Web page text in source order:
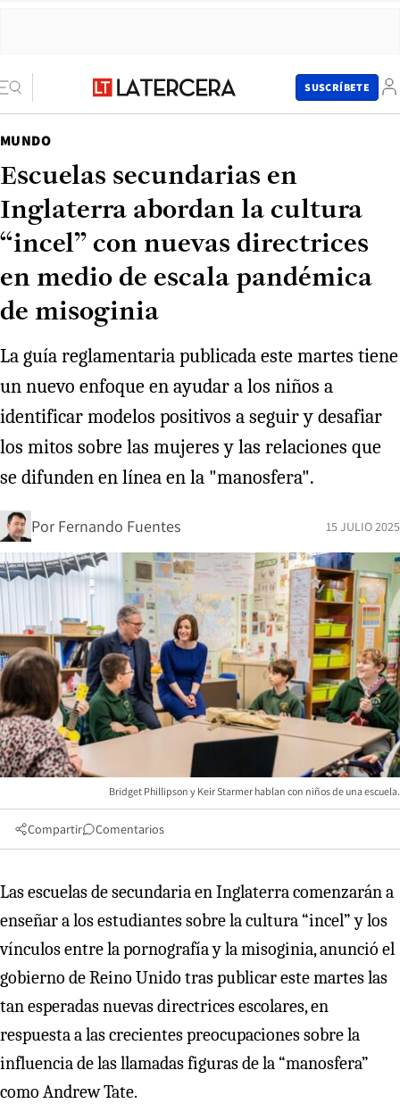
SUSCRÍBETE
MUNDO
Escuelas secundarias en
Inglaterra abordan la cultura
“incel” con nuevas directrices
en medio de escala pandémica
de misoginia
La guía reglamentaria publicada este martes tiene
un nuevo enfoque en ayudar a los niños a
identificar modelos positivos a seguir y desafiar
los mitos sobre las mujeres y las relaciones que
se difunden en línea en la "manosfera".
Por Fernando Fuentes 15 JULIO 2025
Bridget Phillipson y Keir Starmer hablan con niños de una escuela.
Compartir Comentarios
Las escuelas de secundaria en Inglaterra comenzarán a
enseñar a los estudiantes sobre la cultura “incel” y los
vínculos entre la pornografía y la misoginia, anunció el
gobierno de Reino Unido tras publicar este martes las
tan esperadas nuevas directrices escolares, en
respuesta a las crecientes preocupaciones sobre la
influencia de las llamadas figuras de la “manosfera”
como Andrew Tate.